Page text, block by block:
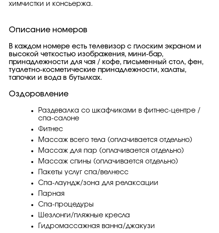
химчистки и консьержа.
Описание номеров
В каждом номере есть телевизор с плоским экраном и
высокой четкостью изображения, мини-бар,
принадлежности для чая / кофе, письменный стол, фен,
туалетно-косметические принадлежности, халаты,
тапочки и вода в бутылках.
Оздоровление
Раздевалка со шкафчиками в фитнес-центре /
спа-салоне
Фитнес
Массаж всего тела (оплачивается отдельно)
Массаж для пар (оплачивается отдельно)
Массаж спины (оплачивается отдельно)
Пакеты услуг спа/велнесс
Спа-лаундж/зона для релаксации
Парная
Спа-процедуры
Шезлонги/пляжные кресла
Гидромассажная ванна/джакузи